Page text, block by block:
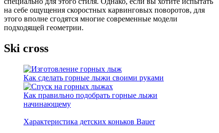
на себе ощущения скоростных карвинговых поворотов, для
этого вполне сгодятся многие современные модели
подходящей геометрии.
Ski cross
Как сделать горные лыжи своими руками
Как правильно подобрать горные лыжи
начинающему
Характеристика детских коньков Bauer